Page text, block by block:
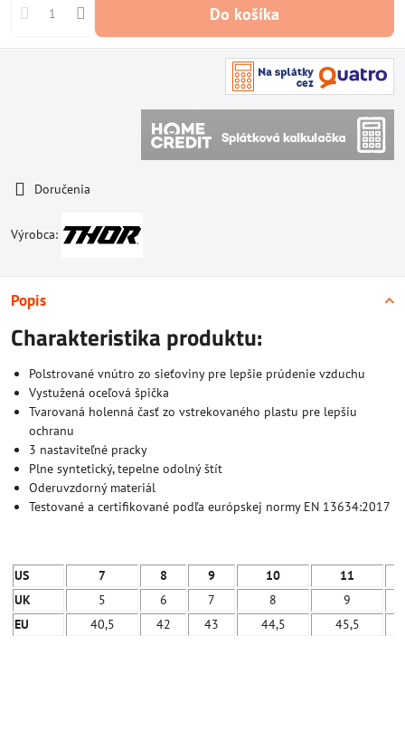
Do košíka
Doručenia
Výrobca:
Popis
Charakteristika produktu:
Polstrované vnútro zo sieťoviny pre lepšie prúdenie vzduchu
Vystužená oceľová špička
Tvarovaná holenná časť zo vstrekovaného plastu pre lepšiu
ochranu
3 nastaviteľné pracky
Plne syntetický, tepelne odolný štít
Oderuvzdorný materiál
Testované a certifikované podľa európskej normy EN 13634:2017
US 7 8 9 10 11
UK
5 6 7 8 9
EU
40,5 42 43 44,5 45,5